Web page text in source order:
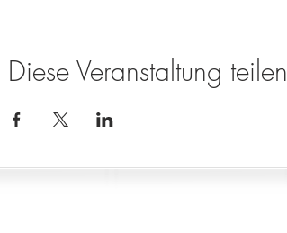
Diese Veranstaltung teilen